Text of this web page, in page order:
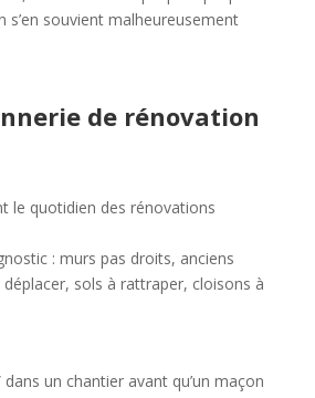
s’en souvient malheureusement
de rénovation
le quotidien des rénovations
: murs pas droits, anciens
sols à rattraper, cloisons à
dans un chantier avant qu’un maçon